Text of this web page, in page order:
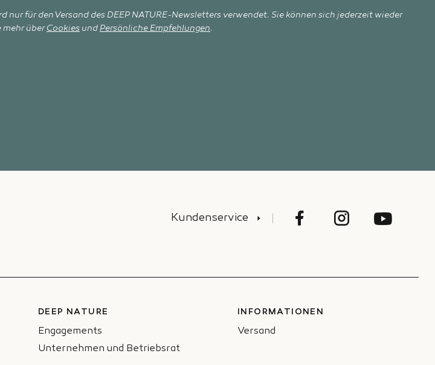
nur für den Versand des DEEP NATURE-Newsletters verwendet. Sie können sich jederzeit wieder
mehr überCookies und Persönliche Empfehlungen.
Kundenservice
DEEP NATURE
Engagements
Unternehmen und Betriebsrat
INFORMATIONEN
Versand